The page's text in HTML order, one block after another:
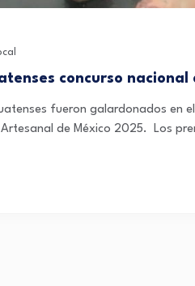
concurso
fueron galardonados en
de México 2025. Los